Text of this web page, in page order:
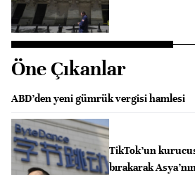
Öne Çıkanlar
ABD’den yeni gümrük vergisi hamlesi
TikTok’un
bırakarak